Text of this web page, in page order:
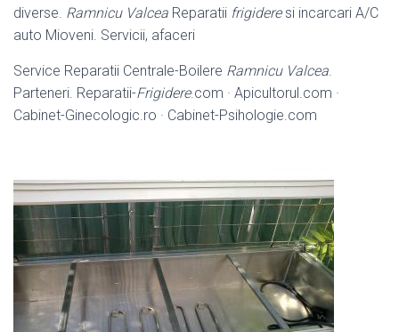
diverse. Ramnicu Valcea Reparatii frigideresi incarcari A/C
auto Mioveni. Servicii, afaceri
Service Reparatii Centrale-Boilere Ramnicu Valcea.
Parteneri. Reparatii-Frigidere.com · Apicultorul.com ·
Cabinet-Ginecologic.ro · Cabinet-Psihologie.com